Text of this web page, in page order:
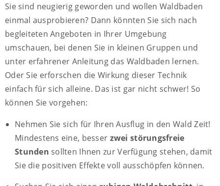
Sie sind neugierig geworden und wollen Waldbaden
einmal ausprobieren? Dann könnten Sie sich nach
begleiteten Angeboten in Ihrer Umgebung
umschauen, bei denen Sie in kleinen Gruppen und
unter erfahrener Anleitung das Waldbaden lernen.
Oder Sie erforschen die Wirkung dieser Technik
einfach für sich alleine. Das ist gar nicht schwer! So
können Sie vorgehen:
Nehmen Sie sich für Ihren Ausflug in den Wald Zeit!
Mindestens eine, besser zwei störungsfreie
Stunden sollten Ihnen zur Verfügung stehen, damit
Sie die positiven Effekte voll ausschöpfen können.